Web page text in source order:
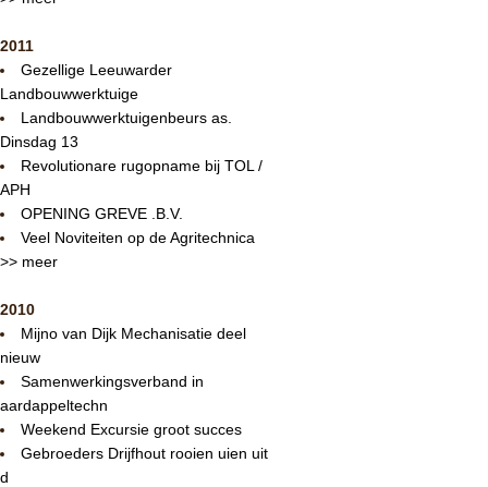
2011
Gezellige Leeuwarder
Landbouwwerktuige
Landbouwwerktuigenbeurs as.
Dinsdag 13
Revolutionare rugopname bij TOL /
APH
OPENING GREVE .B.V.
Veel Noviteiten op de Agritechnica
>> meer
2010
Mijno van Dijk Mechanisatie deel
nieuw
Samenwerkingsverband in
aardappeltechn
Weekend Excursie groot succes
Gebroeders Drijfhout rooien uien uit
d